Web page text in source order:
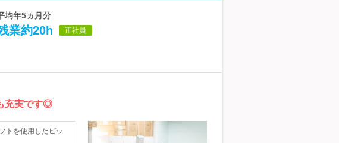
均年5ヵ月分
業約20h 正社員
充実です◎
トを使用したピッ